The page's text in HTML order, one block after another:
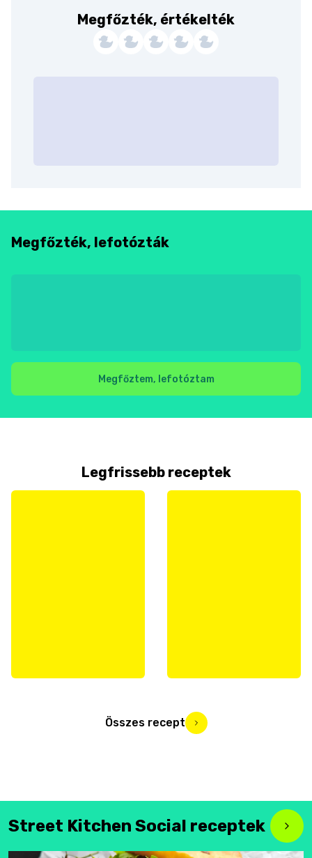
Megfőzték, értékelték
Megfőzték, lefotózták
Megfőztem, lefotóztam
Legfrissebb receptek
Összes recept
Street Kitchen Social receptek